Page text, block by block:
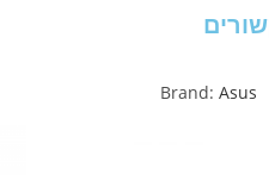
Brand: Asus